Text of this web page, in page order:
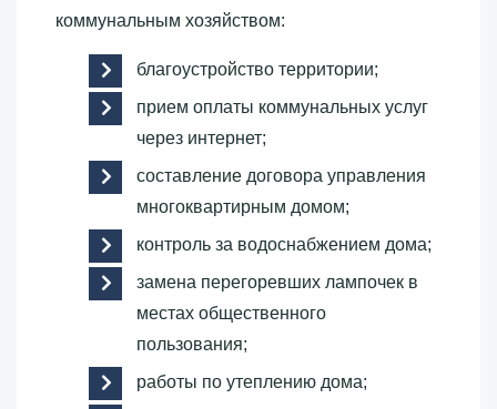
коммунальным хозяйством:
благоустройство территории;
прием оплаты коммунальных услуг
через интернет;
составление договора управления
многоквартирным домом;
контроль за водоснабжением дома;
замена перегоревших лампочек в
местах общественного
пользования;
работы по утеплению дома;